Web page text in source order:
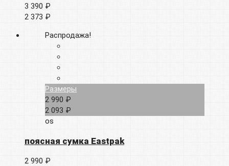
3 390 ₽
2 373 ₽
Распродажа!
Размеры
2 990 ₽
2 093 ₽
os
поясная сумка Eastpak
2 990 ₽